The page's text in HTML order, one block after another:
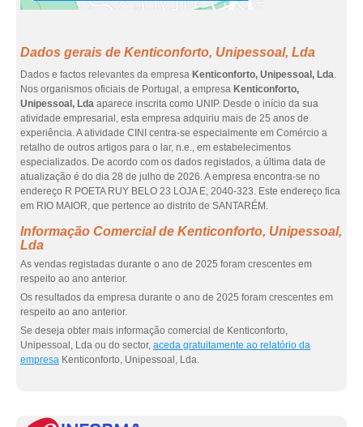
Dados gerais de Kenticonforto, Unipessoal, Lda
Dados e factos relevantes da empresa Kenticonforto, Unipessoal, Lda.
Nos organismos oficiais de Portugal, a empresa Kenticonforto,
Unipessoal, Lda aparece inscrita como UNIP. Desde o início da sua
atividade empresarial, esta empresa adquiriu mais de 25 anos de
experiência. A atividade CINI centra-se especialmente em Comércio a
retalho de outros artigos para o lar, n.e., em estabelecimentos
especializados. De acordo com os dados registados, a última data de
atualização é do dia 28 de julho de 2026. A empresa encontra-se no
endereço R POETA RUY BELO 23 LOJA E, 2040-323. Este endereço fica
em RIO MAIOR, que pertence ao distrito de SANTARÉM.
Informação Comercial de Kenticonforto, Unipessoal,
Lda
As vendas registadas durante o ano de 2025 foram crescentes em
respeito ao ano anterior.
Os resultados da empresa durante o ano de 2025 foram crescentes em
respeito ao ano anterior.
Se deseja obter mais informação comercial de Kenticonforto,
Unipessoal, Lda ou do sector, aceda gratuitamente ao relatório da
empresa Kenticonforto, Unipessoal, Lda.